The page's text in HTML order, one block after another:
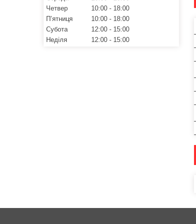
Четвер
10:00
18:00
Пʼятниця
10:00
18:00
Субота
12:00
15:00
Неділя
12:00 15:00